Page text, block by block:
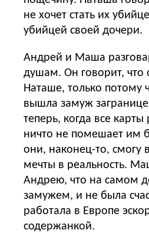
не хочет стать их
убийцей своей дочери.
Андрей и Маша
душам. Он говорит, что
Наташе, только потому
вышла замуж
теперь, когда все карты
ничто не помешает им
они, наконец-то, смогу
мечты в реальность.
Андрею, что на самом
замужем, и не была
работала в Европе
содержанкой.